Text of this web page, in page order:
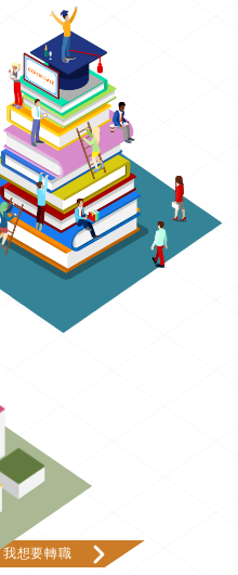
我想要轉職